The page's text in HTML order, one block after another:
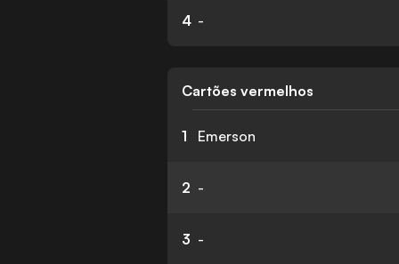
4 -
Cartões vermelhos
1 Emerson
2 -
3 -